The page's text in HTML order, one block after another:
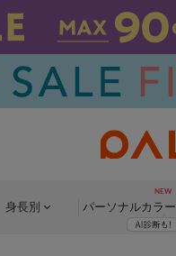
身長別 パーソナルカラー